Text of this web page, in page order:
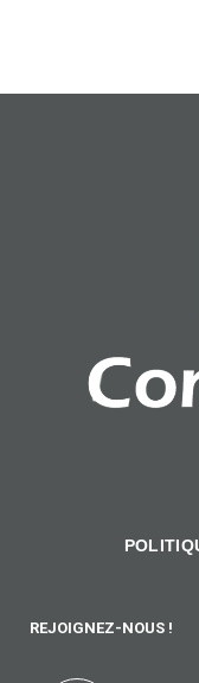
REJOIGNEZ-NOUS !